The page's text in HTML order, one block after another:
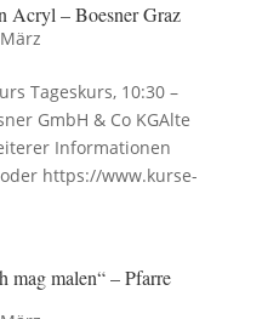
Acryl – Boesner Graz
März
Tageskurs, 10:30 –
GmbH & Co KGAlte
Informationen
https://www.kurse-
mag malen“ – Pfarre